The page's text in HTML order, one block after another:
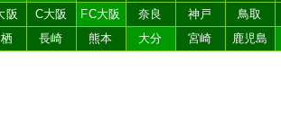
阪 C大阪 FC大阪 奈良 神戸 鳥取
長崎 熊本 大分 宮崎 鹿児島